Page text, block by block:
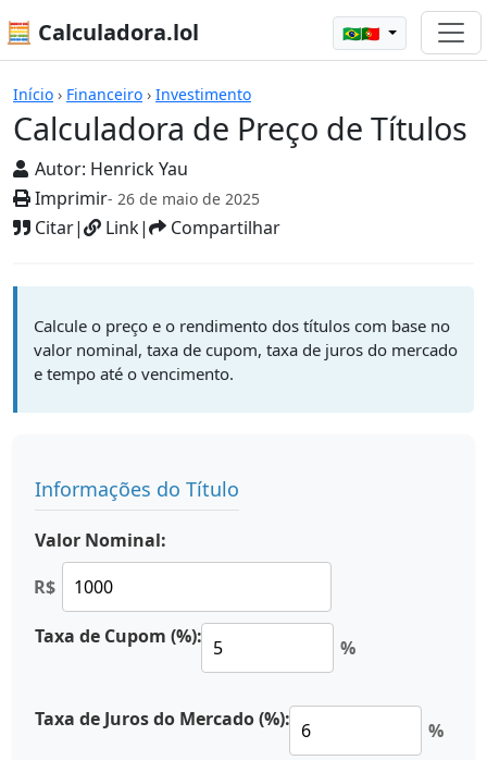
🧮 Calculadora.lol 🇧🇷🇵🇹
Início › Financeiro › Investimento
Calculadora de Preço de Títulos
Autor: Henrick Yau
Imprimir- 26 de maio de 2025
Citar| Link| Compartilhar
Calculadoras
Calcule o preço e o rendimento dos títulos com base no
valor nominal, taxa de cupom, taxa de juros do mercado
e tempo até o vencimento.
Informações do Título
Valor Nominal:
R$
Taxa de Cupom (%): %
Taxa de Juros do Mercado (%): %